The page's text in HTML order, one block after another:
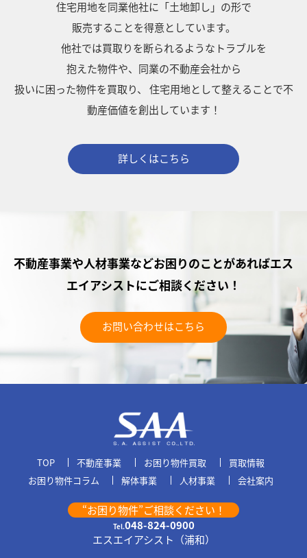
住宅用地を同業他社に「土地卸し」の形で
販売することを得意としています。
他社では買取りを断られるようなトラブルを
抱えた物件や、同業の不動産会社から
扱いに困った物件を買取り、
住宅用地として整えることで不
動産価値を創出しています！
詳しくはこちら
不動産事業や人材事業などお困りのことがあればエス
エイアシストにご相談ください！
お問い合わせはこちら
TOP 不動産事業 お困り物件買取
買取情報
お困り物件コラム
解体事業 人材事業 会社案内
“お困り物件”ご相談ください！
Tel.048-824-0900
エスエイアシスト（浦和）